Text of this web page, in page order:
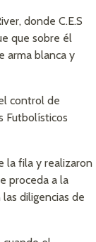
donde C.E.S
que sobre él
arma blanca y
control de
Futbolísticos
la fila y realizaron
proceda a la
diligencias de